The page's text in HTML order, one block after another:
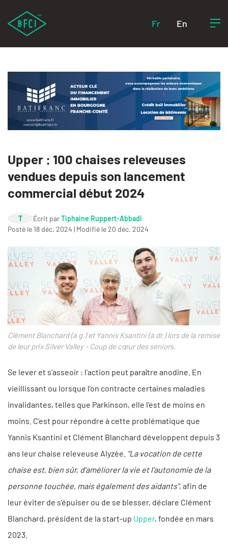
Fr En
Upper : 100 chaises releveuses
vendues depuis son lancement
commercial début 2024
T Écrit parTiphaine Ruppert-Abbadi
Posté le 18 déc. 2024 | Modifié le 20 déc. 2024
Clément Blanchard (à g.) et Yannis Ksantini (à dr.) lors de la remise
de leur prix Silver Valley - Coup de cœur des seniors.
Se lever et s’asseoir : l’action peut paraître anodine. En
vieillissant ou lorsque l’on contracte certaines maladies
invalidantes, telles que Parkinson, elle l’est de moins en
moins. C’est pour répondre à cette problématique que
Yannis Ksantini et Clément Blanchard développent depuis 3
ans leur chaise releveuse Alyzée. "La vocation de cette
chaise est, bien sûr, d’améliorer la vie et l’autonomie de la
personne touchée, mais également des aidants", afin de
leur éviter de s’épuiser ou de se blesser, déclare Clément
Blanchard, président de la start-up Upper, fondée en mars
2023.